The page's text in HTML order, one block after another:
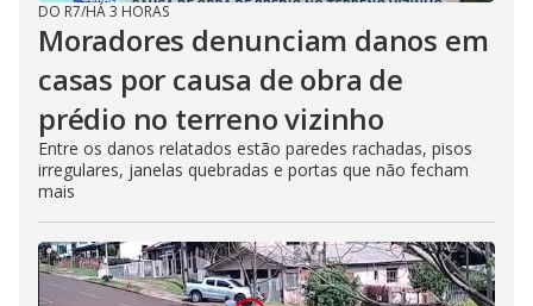
DO R7/HÁ 3 HORAS
Moradores denunciam danos em
casas por causa de obra de
prédio no terreno vizinho
Entre os danos relatados estão paredes rachadas, pisos
irregulares, janelas quebradas e portas que não fecham
mais